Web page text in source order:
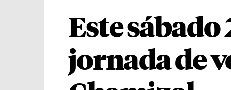
Este sábado
jornada de